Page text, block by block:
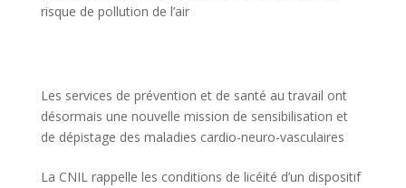
risque de pollution de l’air
Les services de prévention et de santé au travail ont
désormais une nouvelle mission de sensibilisation et
de dépistage des maladies cardio-neuro-vasculaires
La CNIL rappelle les conditions de licéité d’un dispositif